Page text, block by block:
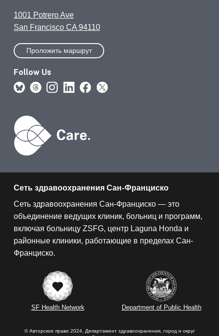
1001 Potrero Ave
San Francisco CA 94110
Проложить маршрут
Follow Us
SF Health Network Department of Public Health
Сеть здравоохранения Сан-Франциско
Сеть здравоохранения Сан-Франциско — это
объединение ведущих клиник, больниц и программ,
включая больницу ZSFG, центр Laguna Honda и
районные клиники, работающие в пределах Сан-
Франциско.
© Авторское право 2024, Департамент здравоохранения, город и округ